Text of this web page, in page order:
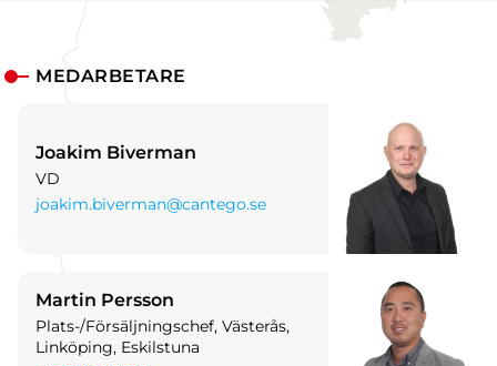
MEDARBETARE
Joakim Biverman
VD
joakim.biverman@cantego.se
Martin Persson
Plats-/Försäljningschef, Västerås,
Linköping, Eskilstuna